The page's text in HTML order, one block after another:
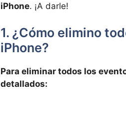
⁤iPhone. ¡A darle!
1. ¿Cómo elimino‍
iPhone?
Para eliminar todos los
detallados: